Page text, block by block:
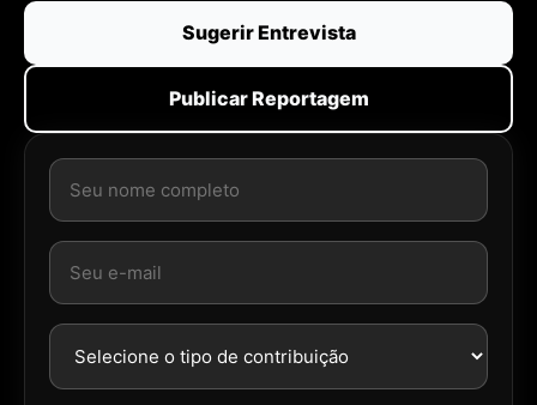
Sugerir Entrevista
Publicar Reportagem